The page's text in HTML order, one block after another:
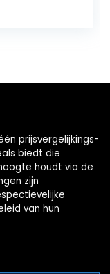
prijsvergelijkings-
biedt die
houdt via de
zijn
van hun